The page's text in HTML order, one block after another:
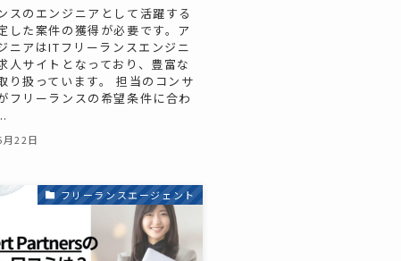
スのエンジニアとして活躍する
した案件の獲得が必要です。ア
ニアはITフリーランスエンジニ
人サイトとなっており、豊富な
り扱っています。 担当のコンサ
フリーランスの希望条件に合わ
22日
フリーランスエージェント